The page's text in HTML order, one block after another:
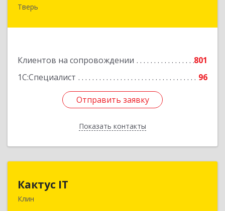
Тверь
Клиентов на сопровождении
801
1С:Специалист
96
Отправить заявку
Показать контакты
170006, Тверская обл, Тверь г, Учительская ул,
Отправить заявку
Назад
Кактус IT
Клин